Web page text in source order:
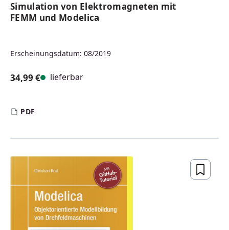
Simulation von Elektromagneten mit
FEMM und Modelica
Erscheinungsdatum: 08/2019
34,99 € lieferbar
PDF